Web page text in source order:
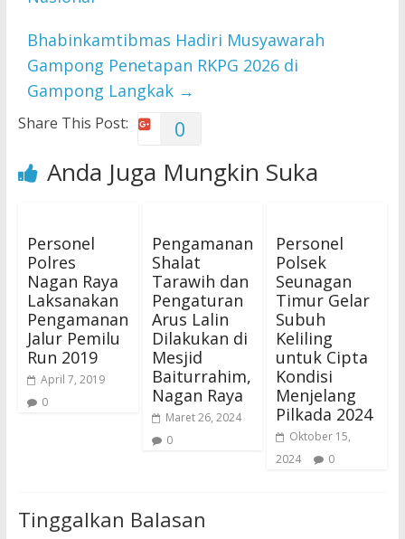
Bhabinkamtibmas Hadiri Musyawarah
Gampong Penetapan RKPG 2026 di
Gampong Langkak →
Share This Post: 0
Anda Juga Mungkin Suka
Personel
Polres
Nagan Raya
Laksanakan
Pengamanan
Jalur Pemilu
Run 2019
April 7, 2019
0
Pengamanan
Shalat
Tarawih dan
Pengaturan
Arus Lalin
Dilakukan di
Mesjid
Baiturrahim,
Nagan Raya
Maret 26, 2024
0
Personel
Polsek
Seunagan
Timur Gelar
Subuh
Keliling
untuk Cipta
Kondisi
Menjelang
Pilkada 2024
Oktober 15,
2024
0
Tinggalkan Balasan